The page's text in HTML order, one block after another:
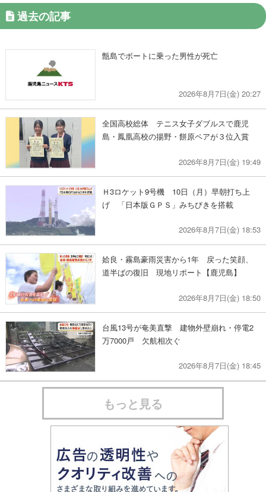
過去の記事
甑島でボートに乗った男性が死亡
2026年8月7日(金) 20:27
全国高校総体 テニス女子ダブルスで鹿児
島・鳳凰高校の揚野・餅原ペアが３位入賞
2026年8月7日(金) 19:49
Ｈ3ロケット9号機 10日（月）早朝打ち上
げ 「日本版ＧＰＳ」みちびきを搭載
2026年8月7日(金) 18:53
姶良・霧島豪雨災害から1年 戻った笑顔、
道半ばの復旧 現地リポート【鹿児島】
2026年8月7日(金) 18:50
台風13号が奄美直撃 建物外壁崩れ・停電2
万7000戸 欠航相次ぐ
2026年8月7日(金) 18:45
もっと見る